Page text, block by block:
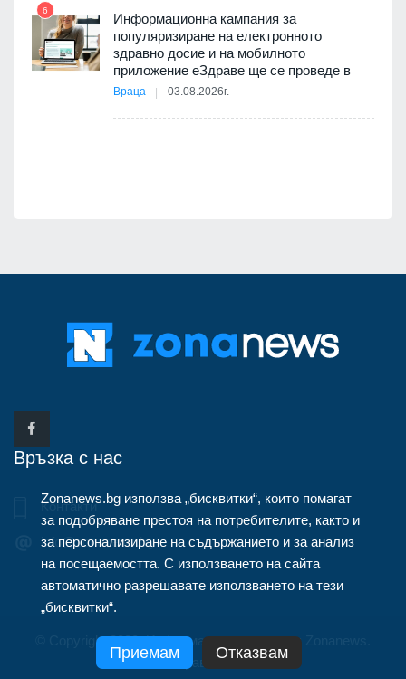
6
Информационна кампания за
популяризиране на електронното
здравно досие и на мобилното
приложение еЗдраве ще се проведе в
Враца 03.08.2026г.
Връзка с нас
Контакти
info@zonanews.bg
© Copyright 2020, Информационна агенция Zonanews.
Всички права запазени.
Zonanews.bg използва „бисквитки“, които помагат
за подобряване престоя на потребителите, както и
за персонализиране на съдържанието и за анализ
на посещаемостта. С използването на сайта
автоматично разрешавате използването на тези
„бисквитки“.
Приемам Отказвам